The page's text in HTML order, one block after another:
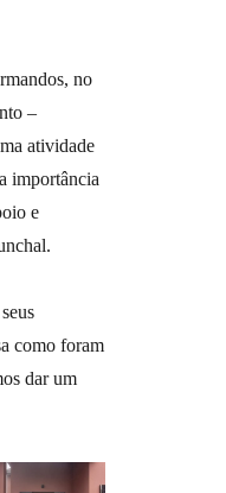
no
–
atividade
importância
e
como foram
dar um